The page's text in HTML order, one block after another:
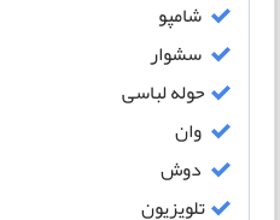
شامپو
سشوار
حوله لباسی
وان
دوش
تلویزیون